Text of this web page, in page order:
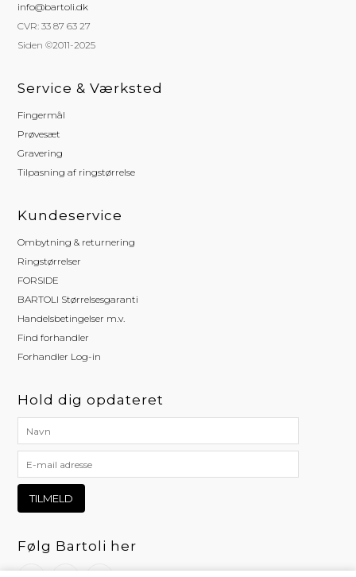
info@bartoli.dk
CVR: 33 87 63 27
Siden ©2011-2025
Service & Værksted
Fingermål
Prøvesæt
Gravering
Tilpasning af ringstørrelse
Kundeservice
Ombytning & returnering
Ringstørrelser
FORSIDE
BARTOLI Størrelsesgaranti
Handelsbetingelser m.v.
Find forhandler
Forhandler Log-in
Hold dig opdateret
Følg Bartoli her